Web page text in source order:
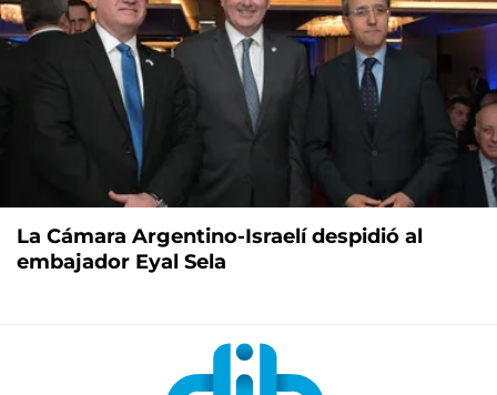
La Cámara Argentino-Israelí despidió al
embajador Eyal Sela